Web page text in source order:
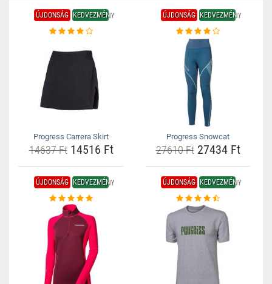
ÚJDONSÁG KEDVEZMÉNY
Progress Carrera Skirt
14637 Ft14516 Ft
ÚJDONSÁG KEDVEZMÉNY
Progress Snowcat
27610 Ft27434 Ft
ÚJDONSÁG KEDVEZMÉNY ÚJDONSÁG KEDVEZMÉNY